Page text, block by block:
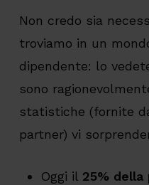
Non credo sia
troviamo in un
dipendente: lo
sono
statistiche (fornite
partner) vi
Oggi il 25% della